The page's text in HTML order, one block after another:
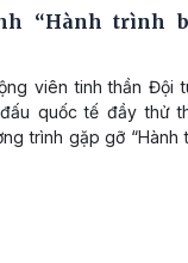
“Hành trình
viên tinh thần Đội
quốc tế đầy thử
trình gặp gỡ “Hành